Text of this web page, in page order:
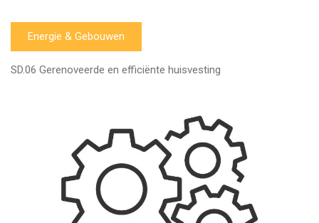
Energie & Gebouwen
SD.06 Gerenoveerde en efficiënte huisvesting